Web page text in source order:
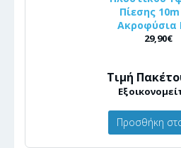
Πίεσης
Ακροφύσια
29,90€
Τιμή
Προσθήκη